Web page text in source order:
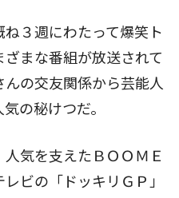
３週にわたって爆笑ト
まな番組が放送されて
の交友関係から芸能人
の秘けつだ。
気を支えたＢＯＯＭＥ
ビの「ドッキリＧＰ」